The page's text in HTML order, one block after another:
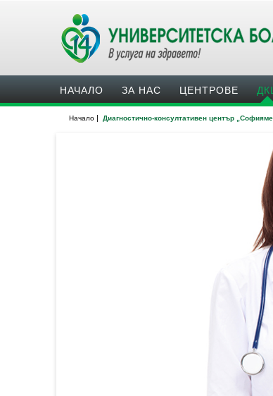
НАЧАЛО ЗА НАС ЦЕНТРОВЕ
Начало | Диагностично-консултативен център